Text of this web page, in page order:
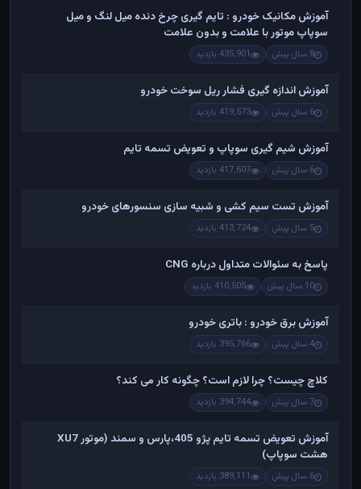
آموزش مکانیک خودرو : تایم گیری چرخ دنده میل لنگ و میل
سوپاپ موتور با علامت و بدون علامت
8 سال پیش 435,901 بازدید
آموزش اندازه گیری فشار ریل سوخت خودرو
6 سال پیش 419,573 بازدید
آموزش شیم گیری سوپاپ و تعویض تسمه تایم
6 سال پیش 417,607 بازدید
آموزش تست سیم کشی و شبیه سازی سنسورهای خودرو
5 سال پیش 413,724 بازدید
پاسخ به سئوالات متداول درباره CNG
10 سال پیش 410,505 بازدید
آموزش برق خودرو : باتری خودرو
4 سال پیش 395,766 بازدید
کلاچ چیست؟ چرا لازم است؟ چگونه کار می کند؟
7 سال پیش 394,744 بازدید
آموزش تعویض تسمه تایم پژو 405،پارس و سمند (موتور XU7
هشت سوپاپ)
6 سال پیش 389,111 بازدید